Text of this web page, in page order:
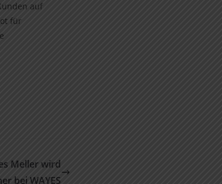
auf
für
Meller wird
bei WAYES